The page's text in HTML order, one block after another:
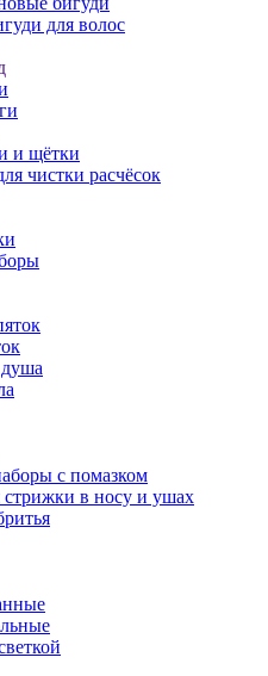
для волос
и щётки
чистки расчёсок
с помазком
в носу и ушах